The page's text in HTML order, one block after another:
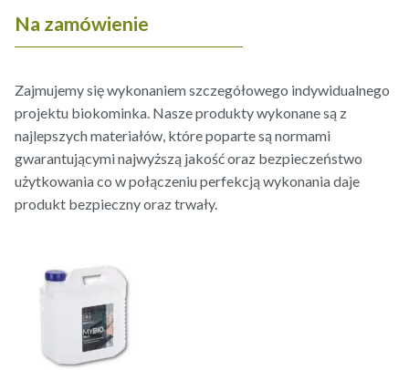
Na zamówienie
Zajmujemy się wykonaniem szczegółowego indywidualnego
projektu biokominka. Nasze produkty wykonane są z
najlepszych materiałów, które poparte są normami
gwarantującymi najwyższą jakość oraz bezpieczeństwo
użytkowania co w połączeniu perfekcją wykonania daje
produkt bezpieczny oraz trwały.